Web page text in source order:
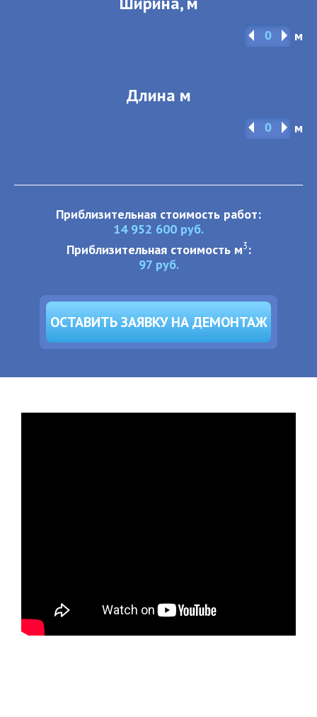
м
Длина м
м
Приблизительная стоимость работ:
14 952 600 руб.
Приблизительная стоимость м3:
97руб.
ОСТАВИТЬ ЗАЯВКУ НА ДЕМОНТАЖ